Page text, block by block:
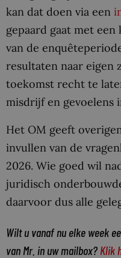
kan dat doen via een
gepaard gaat met
van de
resultaten naar eigen
toekomst recht te
misdrijf en gevoelens
Het OM geeft
invullen van de
2026. Wie goed wil
juridisch
daarvoor dus alle
Wilt u vanaf nu elke week
van Mr. in uw mailbox? Klik